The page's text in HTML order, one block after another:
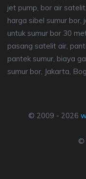
jet pump, bor air
harga sibel sumur
untuk sumur bor 30
pasang satelit air,
pantek sumur, biaya
sumur bor, Jakarta,
© 2009 - 2026
©